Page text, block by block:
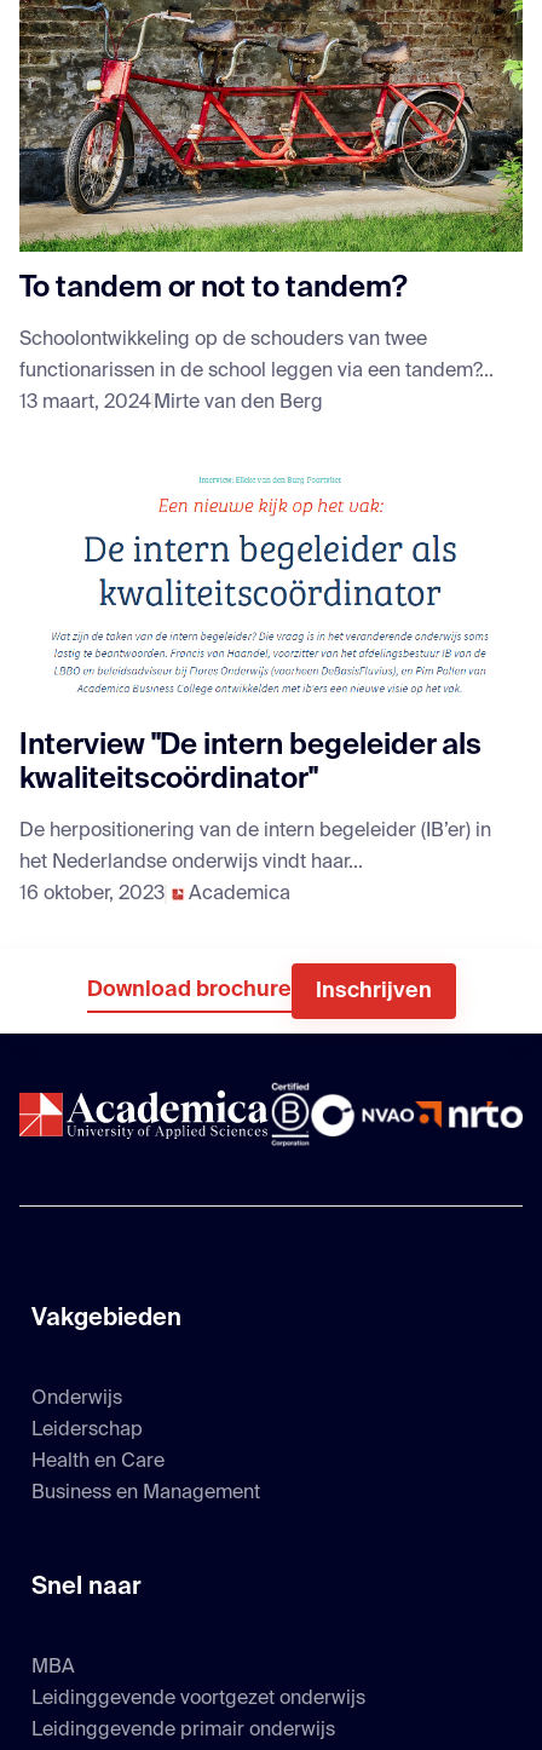
To tandem or not to tandem?
Schoolontwikkeling op de schouders van twee
functionarissen in de school leggen via een tandem?...
13 maart, 2024 Mirte van den Berg
Interview "De intern begeleider als
kwaliteitscoördinator"
De herpositionering van de intern begeleider (IB’er) in
het Nederlandse onderwijs vindt haar...
16 oktober, 2023
Academica
Download brochure Inschrijven
Vakgebieden
Onderwijs
Leiderschap
Health en Care
Business en Management
Snel naar
MBA
Leidinggevende voortgezet onderwijs
Leidinggevende primair onderwijs